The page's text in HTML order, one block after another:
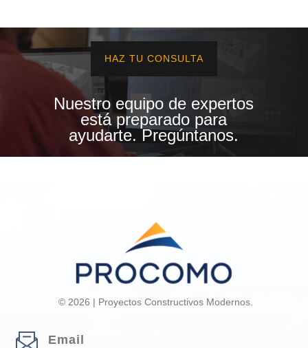
HAZ TU CONSULTA
Nuestro equipo de expertos
está preparado para
ayudarte. Pregúntanos.
© 2026 | Proyectos Constructivos Modernos.
Email